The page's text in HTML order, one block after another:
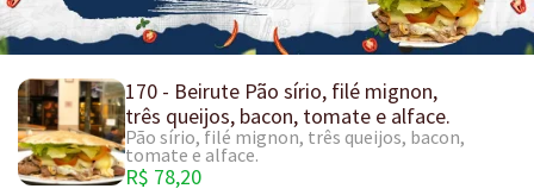
170 - Beirute Pão sírio, filé mignon,
três queijos, bacon, tomate e alface.
Pão sírio, filé mignon, três queijos, bacon,
tomate e alface.
R$ 78,20